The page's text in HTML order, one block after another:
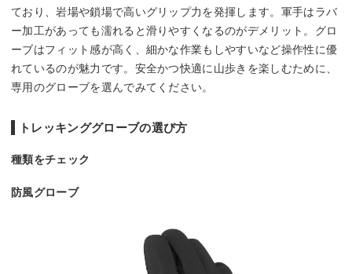
ており、岩場や鎖場で高いグリップ力を発揮します。軍手はラバ
ー加工があっても濡れると滑りやすくなるのがデメリット。グロ
ーブはフィット感が高く、細かな作業もしやすいなど操作性に優
れているのが魅力です。安全かつ快適に山歩きを楽しむために、
専用のグローブを選んでみてください。
トレッキンググローブの選び方
種類をチェック
防風グローブ